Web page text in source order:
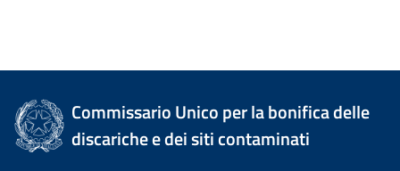
Commissario Unico per la bonifica delle
discariche e dei siti contaminati